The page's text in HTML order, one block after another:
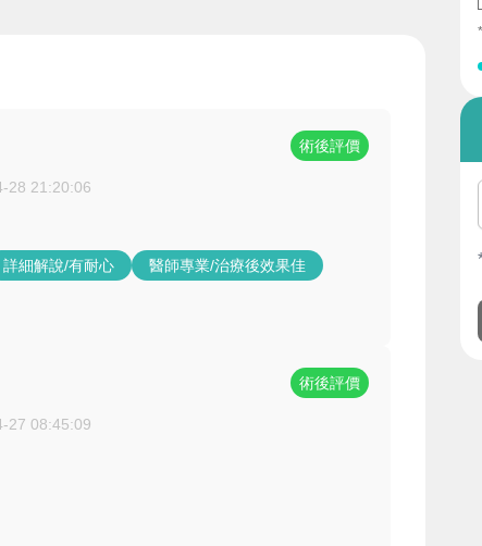
術後評價
28 21:20:06
詳細解說/有耐心
醫師專業/治療後效果佳
術後評價
27 08:45:09